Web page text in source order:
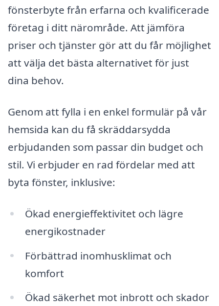
fönsterbyte från erfarna och kvalificerade
företag i ditt närområde. Att jämföra
priser och tjänster gör att du får möjlighet
att välja det bästa alternativet för just
dina behov.
Genom att fylla i en enkel formulär på vår
hemsida kan du få skräddarsydda
erbjudanden som passar din budget och
stil. Vi erbjuder en rad fördelar med att
byta fönster, inklusive:
Ökad energieffektivitet och lägre
energikostnader
Förbättrad inomhusklimat och
komfort
Ökad säkerhet mot inbrott och skador